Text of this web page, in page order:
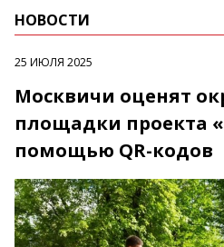
НОВОСТИ
25 ИЮЛЯ 2025
Москвичи оценят
площадки проекта
помощью QR-кодов